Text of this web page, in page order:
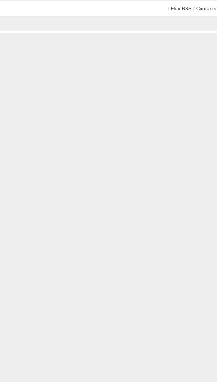
| Flux RSS | Contacts